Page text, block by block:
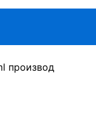
производ